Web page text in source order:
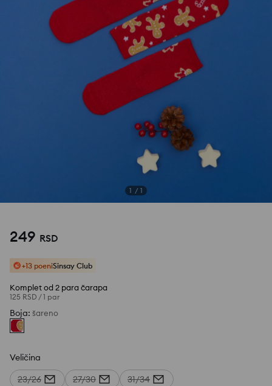
1 / 1
249 RSD
+13 poeniSinsay Club
Komplet od 2 para čarapa
125 RSD /1 par
Boja: šareno
Veličina
23/26
27/30 31/34